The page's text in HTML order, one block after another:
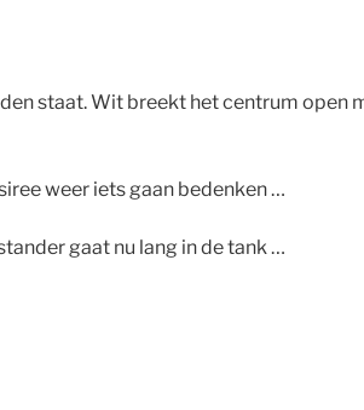
staat. Wit breekt het centrum open
weer iets gaan bedenken …
gaat nu lang in de tank …